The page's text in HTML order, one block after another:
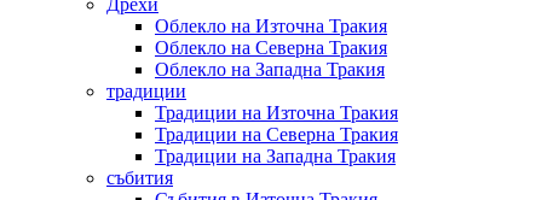
Дрехи
Облекло на Източна Тракия
Облекло на Северна Тракия
Облекло на Западна Тракия
традиции
Традиции на Източна Тракия
Традиции на Северна Тракия
Традиции на Западна Тракия
събития